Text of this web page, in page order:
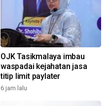
OJK Tasikmalaya imbau
waspadai kejahatan jasa
titip limit paylater
6 jam lalu